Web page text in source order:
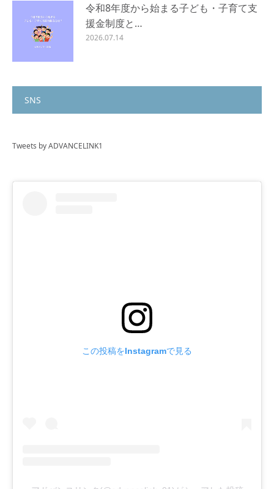
令和8年度から始まる子ども・子育て支
援金制度と…
2026.07.14
SNS
Tweets by ADVANCELINK1
この投稿をInstagramで見る